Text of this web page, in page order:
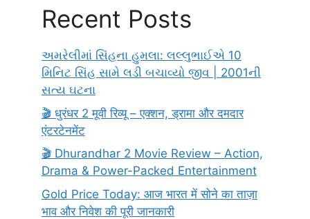
Recent Posts
અમરેલીમાં સિંહના હુમલા: લલ્લુભાઈએ 10
મિનિટ સિંહ સામે લડી બચાવ્યો જીવ | 2001ની
સત્ય ઘટના
🎬 धुरंधर 2 मूवी रिव्यू – एक्शन, ड्रामा और दमदार
एंटरटेनमेंट
🎬 Dhurandhar 2 Movie Review – Action,
Drama & Power-Packed Entertainment
Gold Price Today: आज भारत में सोने का ताज़ा
भाव और निवेश की पूरी जानकारी